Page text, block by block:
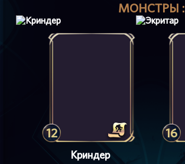
МОНСТРЫ :
12
Криндер
16